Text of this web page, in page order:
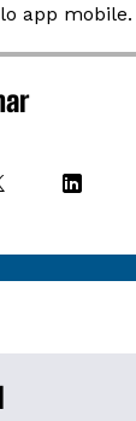
app mobile.